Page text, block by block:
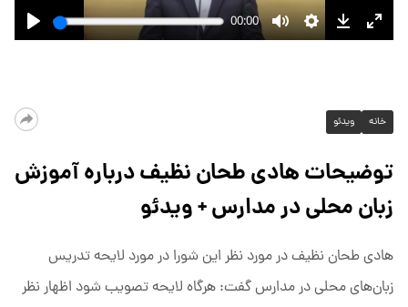
خانه ویدئو
توضیحات هادی طحان نظیف درباره آموزش
زبان محلی در مدارس + ویدئو
هادی طحان نظیف در مورد نظر این شورا در مورد لایحه تدریس
زبان‌های محلی در مدارس گفت: هرگاه لایحه تصویب شود اظهار نظر